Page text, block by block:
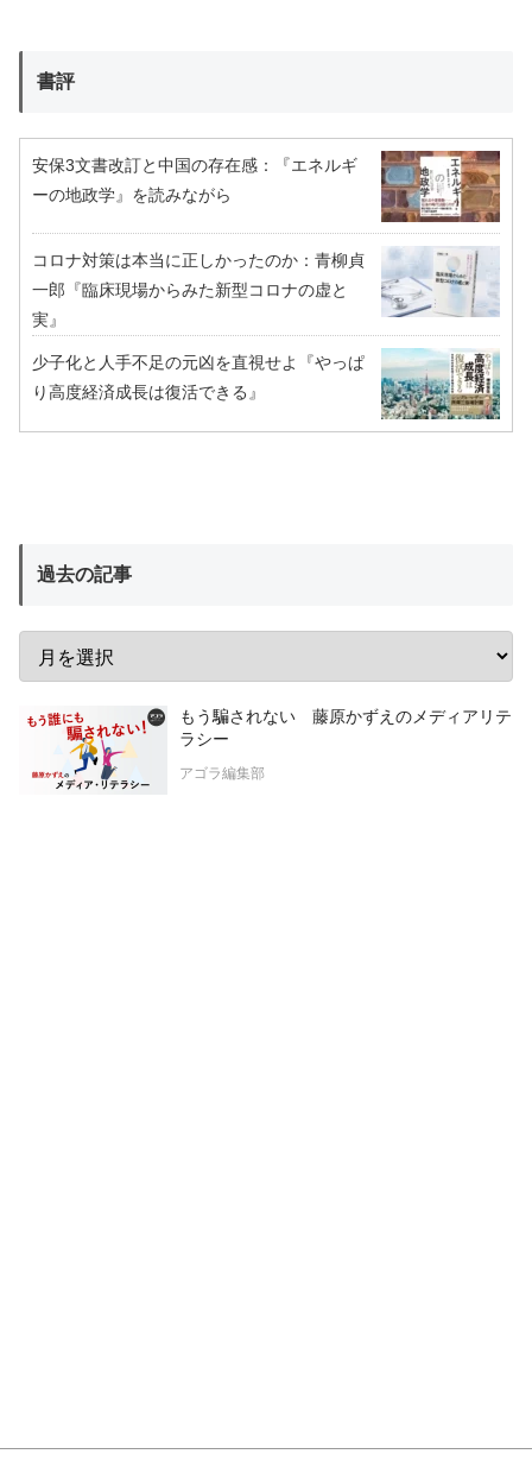
書評
安保3文書改訂と中国の存在感：『エネルギ
ーの地政学』を読みながら
コロナ対策は本当に正しかったのか：青柳貞
一郎『臨床現場からみた新型コロナの虚と
実』
少子化と人手不足の元凶を直視せよ『やっぱ
り高度経済成長は復活できる』
過去の記事
もう騙されない 藤原かずえのメディアリテ
ラシー
アゴラ編集部